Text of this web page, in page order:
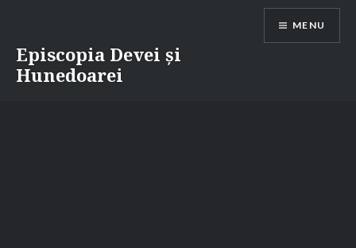
content
Episcopia Devei și
Hunedoarei
MENU